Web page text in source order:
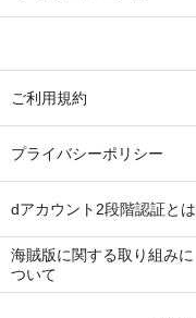
ご利用規約
プライバシーポリシー
dアカウント2段階認証とは
海賊版に関する取り組みに
ついて